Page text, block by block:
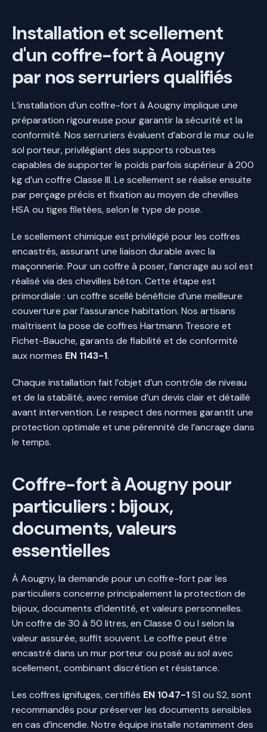
Installation et scellement
d'un coffre-fort à Aougny
par nos serruriers qualifiés
L’installation d’un coffre-fort à Aougny implique une
préparation rigoureuse pour garantir la sécurité et la
conformité. Nos serruriers évaluent d’abord le mur ou le
sol porteur, privilégiant des supports robustes
capables de supporter le poids parfois supérieur à 200
kg d’un coffre Classe III. Le scellement se réalise ensuite
par perçage précis et fixation au moyen de chevilles
HSA ou tiges filetées, selon le type de pose.
Le scellement chimique est privilégié pour les coffres
encastrés, assurant une liaison durable avec la
maçonnerie. Pour un coffre à poser, l’ancrage au sol est
réalisé via des chevilles béton. Cette étape est
primordiale : un coffre scellé bénéficie d’une meilleure
couverture par l’assurance habitation. Nos artisans
maîtrisent la pose de coffres Hartmann Tresore et
Fichet-Bauche, garants de fiabilité et de conformité
aux normes EN 1143-1.
Chaque installation fait l’objet d’un contrôle de niveau
et de la stabilité, avec remise d’un devis clair et détaillé
avant intervention. Le respect des normes garantit une
protection optimale et une pérennité de l’ancrage dans
le temps.
Coffre-fort à Aougny pour
particuliers : bijoux,
documents, valeurs
essentielles
À Aougny, la demande pour un coffre-fort par les
particuliers concerne principalement la protection de
bijoux, documents d’identité, et valeurs personnelles.
Un coffre de 30 à 50 litres, en Classe 0 ou I selon la
valeur assurée, suffit souvent. Le coffre peut être
encastré dans un mur porteur ou posé au sol avec
scellement, combinant discrétion et résistance.
Les coffres ignifuges, certifiés EN 1047-1S1 ou S2, sont
recommandés pour préserver les documents sensibles
en cas d’incendie. Notre équipe installe notamment des